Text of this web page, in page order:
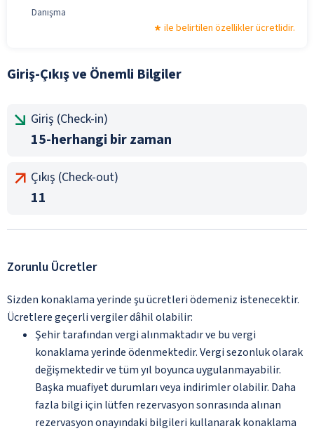
Danışma
ile belirtilen özellikler ücretlidir.
Giriş-Çıkış ve Önemli Bilgiler
Giriş (Check-in)
15-herhangi bir zaman
Çıkış (Check-out)
11
Zorunlu Ücretler
Sizden konaklama yerinde şu ücretleri ödemeniz istenecektir.
Ücretlere geçerli vergiler dâhil olabilir:
Şehir tarafından vergi alınmaktadır ve bu vergi
konaklama yerinde ödenmektedir. Vergi sezonluk olarak
değişmektedir ve tüm yıl boyunca uygulanmayabilir.
Başka muafiyet durumları veya indirimler olabilir. Daha
fazla bilgi için lütfen rezervasyon sonrasında alınan
rezervasyon onayındaki bilgileri kullanarak konaklama